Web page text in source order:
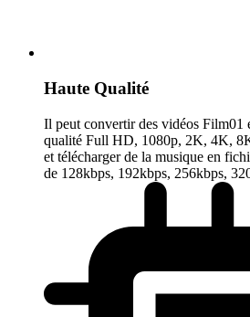
Haute Qualité
Il peut convertir des vidéos Film01
qualité Full HD, 1080p, 2K, 4K,
et télécharger de la musique en
de 128kbps, 192kbps, 256kbps,